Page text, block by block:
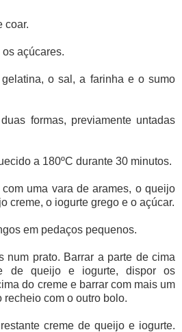
coar.
açúcares.
o sal, a farinha e o sumo
formas, previamente untadas
a 180ºC durante 30 minutos.
uma vara de arames, o queijo
creme, o iogurte grego e o açúcar.
em pedaços pequenos.
num prato. Barrar a parte de cima
de queijo e iogurte, dispor os
do creme e barrar com mais um
recheio com o outro bolo.
creme de queijo e iogurte.